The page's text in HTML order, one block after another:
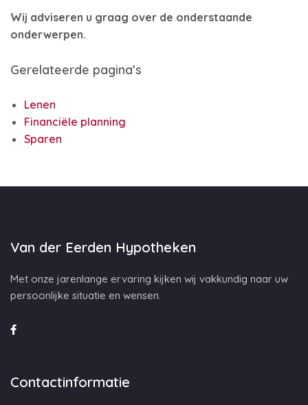
Wij adviseren u graag over de onderstaande
onderwerpen.
Gerelateerde pagina’s
Lenen
Financiële planning
Sparen
Van der Eerden Hypotheken
Met onze jarenlange ervaring kijken wij vakkundig naar uw
persoonlijke situatie en wensen.
Contactinformatie